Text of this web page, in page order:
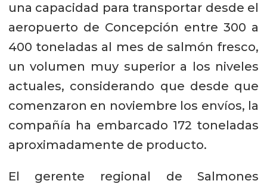
una capacidad para transportar desde el
aeropuerto de Concepción entre 300 a
400 toneladas al mes de salmón fresco,
un volumen muy superior a los niveles
actuales, considerando que desde que
comenzaron en noviembre los envíos, la
compañía ha embarcado 172 toneladas
aproximadamente de producto.
El gerente regional de Salmones